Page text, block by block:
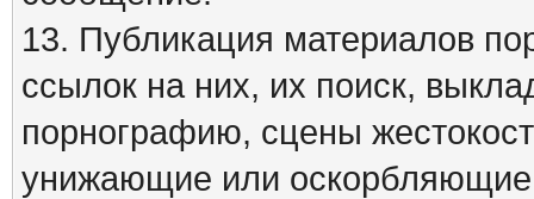
13. Публикация материалов
ссылок на них, их поиск,
порнографию, сцены
унижающие или оскорбляющие